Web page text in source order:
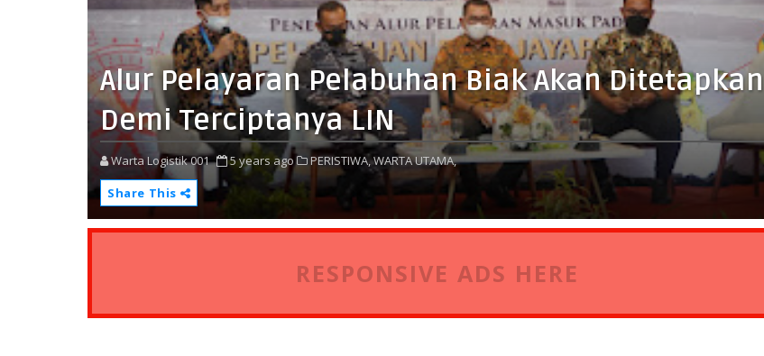
Alur Pelayaran Pelabuhan Biak Akan Ditetapkan
Demi Terciptanya LIN
Warta Logistik 001 5 years ago PERISTIWA,WARTA UTAMA,
Share This
RESPONSIVE ADS HERE